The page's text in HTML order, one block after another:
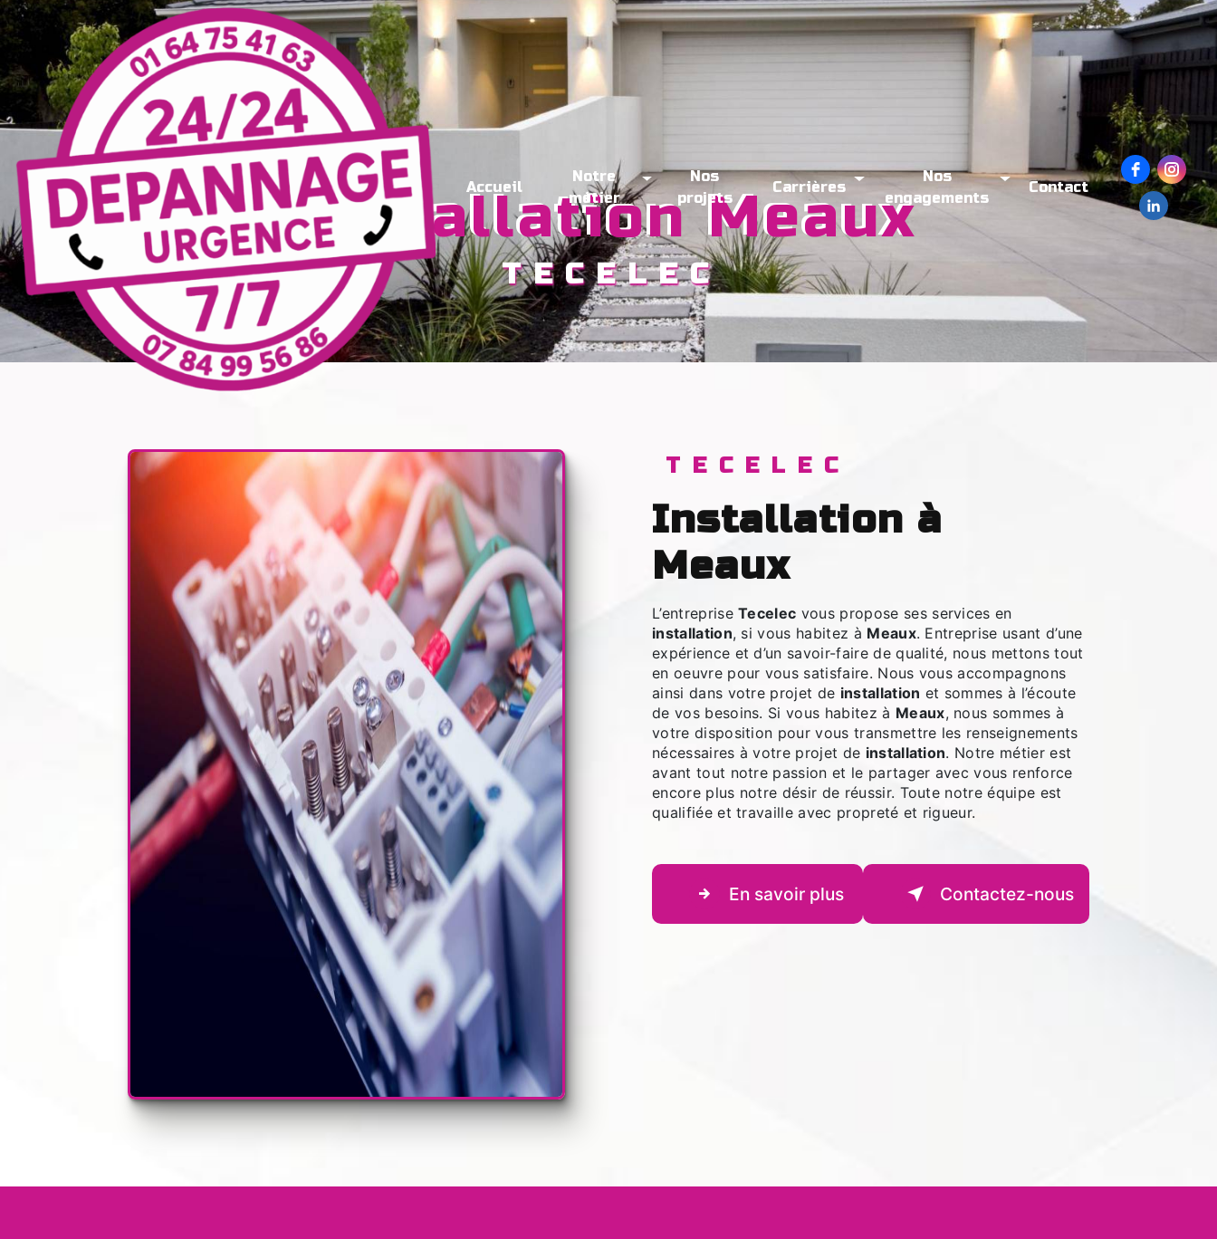
Accueil
Notre
métier
Nos
projets
Carrières
Nos
engagements
Contact
installation Meaux
TECELEC
TECELEC
installation à
Meaux
L’entrepriseTecelec vous propose ses services en
installation, si vous habitez à Meaux. Entreprise usant d’une
expérience et d’un savoir-faire de qualité, nous mettons tout
en oeuvre pour vous satisfaire. Nous vous accompagnons
ainsi dans votre projet de installation et sommes à l’écoute
de vos besoins. Si vous habitez à Meaux, nous sommes à
votre disposition pour vous transmettre les renseignements
nécessaires à votre projet de installation. Notre métier est
avant tout notre passion et le partager avec vous renforce
encore plus notre désir de réussir. Toute notre équipe est
qualifiée et travaille avec propreté et rigueur.
En savoir plus Contactez-nous
Panneau de gestion des cookies